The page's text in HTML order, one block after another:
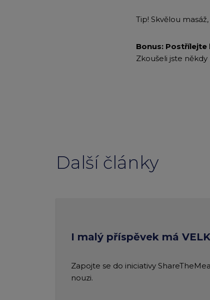
Tip! Skvělou
Bonus: Postřílejte
Zkoušeli jste
Další články
I malý příspěvek má
Zapojte se do iniciativy
nouzi.